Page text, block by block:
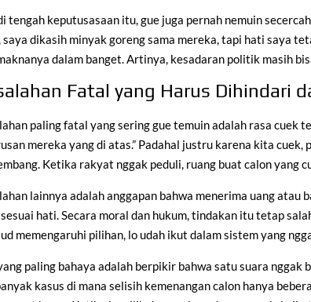
tengah keputusasaan itu, gue juga pernah nemuin
saya dikasih minyak goreng sama mereka, tapi hati saya
dalam banget. Artinya, kesadaran politik masih
Fatal yang Harus Dihindari
paling fatal yang sering gue temuin adalah rasa cuek
mereka yang di atas.” Padahal justru karena kita
Ketika rakyat nggak peduli, ruang buat calon yang
lainnya adalah anggapan bahwa menerima uang atau
hati. Secara moral dan hukum, tindakan itu tetap
memengaruhi pilihan, lo udah ikut dalam sistem yang
paling bahaya adalah berpikir bahwa satu suara nggak
kasus di mana selisih kemenangan calon hanya